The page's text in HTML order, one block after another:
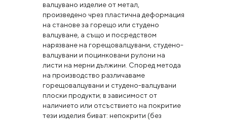
валцувано изделие от метал,
произведено чрез пластична деформация
на станове за горещо или студено
валцуване, а също и посредством
нарязване на горещовалцувани, студено-
валцувани и поцинковани рулони на
листи на мерни дължини. Според метода
на производство различаваме
горещовалцувани и студено-валцувани
плоски продукти; в зависимост от
наличието или отсъствието на покритие
тези изделия биват: непокрити (без